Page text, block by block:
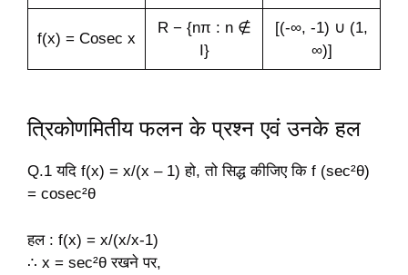
f(x) = Cosec x
R − {nπ : n ∉
I}
[(-∞, -1) ∪ (1,
∞)]
त्रिकोणमितीय फलन के प्रश्न एवं उनके हल
Q.1 यदि f(x) = x/(x – 1) हो, तो सिद्ध कीजिए कि f (sec²θ)
= cosec²θ
हल : f(x) = x/(x/x-1)
∴ x = sec²θ रखने पर,